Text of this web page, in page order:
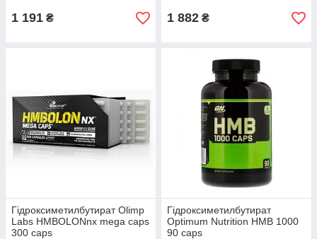
1 191 ₴ 1 882 ₴
Гідроксиметилбутират Olimp
Labs HMBOLONnx mega caps
300 caps
Гідроксиметилбутират
Optimum Nutrition HMB 1000
90 caps